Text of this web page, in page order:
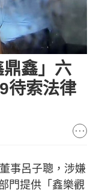
鑫」六
待索法律
事呂子聰，涉嫌
門提供「鑫樂觀